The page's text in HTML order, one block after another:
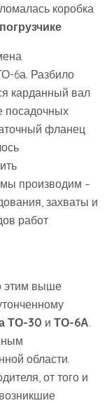
коробка
погрузчике
6а. Разбило
карданный вал
посадочных
фланец
производим –
захваты и
работ
этим выше
ТО-30 и ТО-6А.
области.
от того и